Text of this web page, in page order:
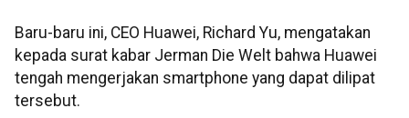
Baru-baru ini, CEO Huawei, Richard Yu, mengatakan
kepada surat kabar Jerman Die Welt bahwa Huawei
tengah mengerjakan smartphone yang dapat dilipat
tersebut.